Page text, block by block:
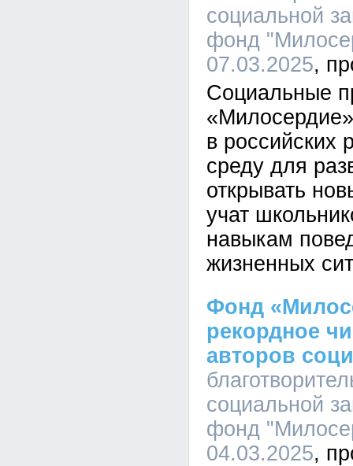
социальной
фонд
07.03.2025
Социальные
в российских
среду для
открывать
учат
навыкам
жизненных
Фонд
рекордное
авторов
социальной
фонд
04.03.2025